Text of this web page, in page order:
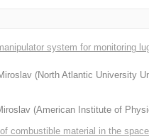
system for monitoring
(North Atlantic University
(American Institute of
combustible material in the